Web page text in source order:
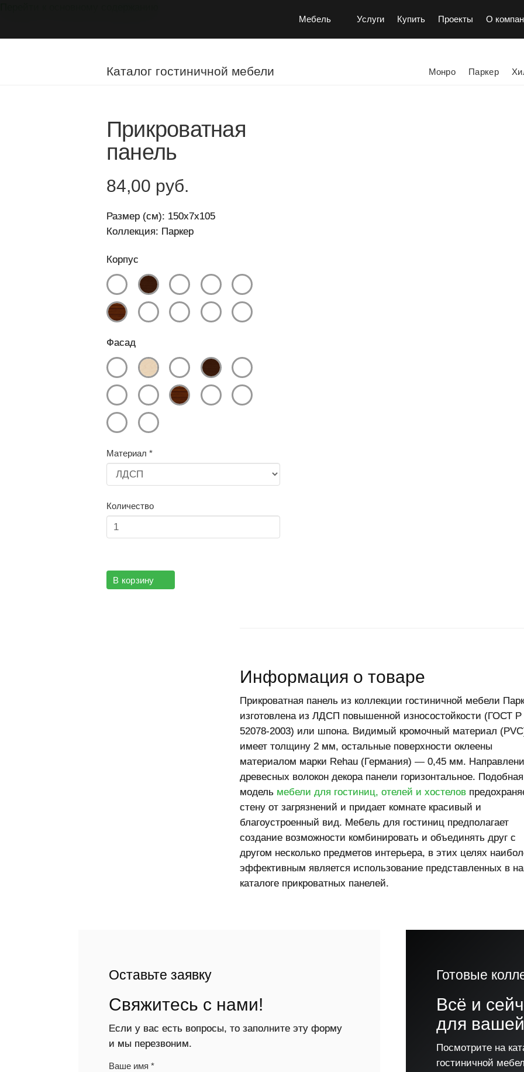
Купить Проекты О
Услуги
Мебель
Каталог гостиничной мебели Монро Паркер
Прикроватная
панель
84,00 руб.
Размер (см): 150x7x105
Коллекция: Паркер
Корпус
Фасад
Материал *
Количество
В корзину
Информация о товаре
Прикроватная панель из коллекции гостиничной мебели
изготовлена из ЛДСП повышенной износостойкости (ГОСТ Р
52078-2003) или шпона. Видимый кромочный материал
имеет толщину 2 мм, остальные поверхности оклеены
материалом марки Rehau (Германия) — 0,45 мм.
древесных волокон декора панели горизонтальное. Подобная
модель мебели для гостиниц, отелей и хостелов
стену от загрязнений и придает комнате красивый и
благоустроенный вид. Мебель для гостиниц предполагает
создание возможности комбинировать и объединять друг с
другом несколько предметов интерьера, в этих целях
эффективным является использование представленных в
каталоге прикроватных панелей.
Оставьте заявку
Свяжитесь с нами!
Если у вас есть вопросы, то заполните эту форму
и мы перезвоним.
Ваше имя *
Готовые
Всё и
для
Посмотрите на
гостиничной